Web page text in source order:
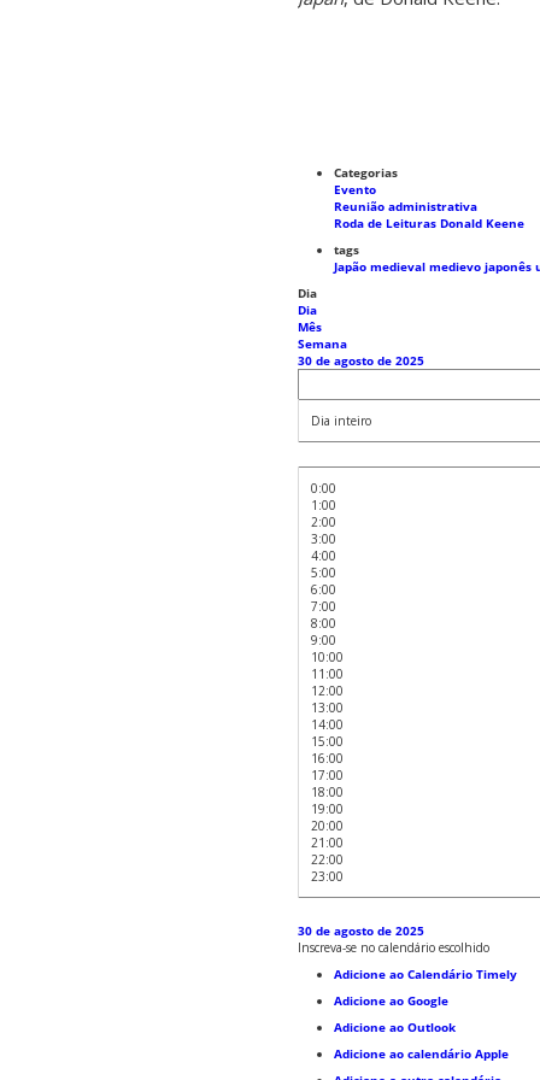
Categorias
Evento
Reunião administrativa
Roda de Leituras Donald Keene
tags
Japão medieval medievo japonês
Dia
Dia
Mês
Semana
30 de agosto de 2025
Dia inteiro
0:00
1:00
2:00
3:00
4:00
5:00
6:00
7:00
8:00
9:00
10:00
11:00
12:00
13:00
14:00
15:00
16:00
17:00
18:00
19:00
20:00
21:00
22:00
23:00
30 de agosto de 2025
Inscreva-se no calendário escolhido
Adicione ao Calendário Timely
Adicione ao Google
Adicione ao Outlook
Adicione ao calendário Apple